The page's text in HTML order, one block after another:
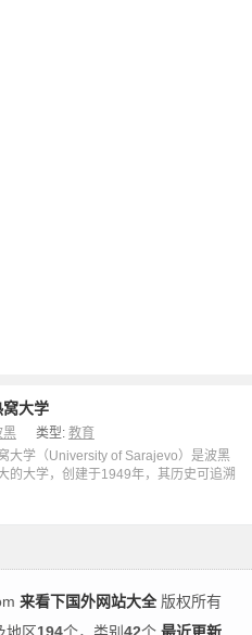
大学
黑 类型: 教育
大学（University of Sarajevo）是波黑
的大学，创建于1949年，其历史可追溯
来看下国外网站大全版权所有